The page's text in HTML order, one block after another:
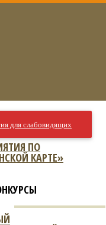
для слабовидящих
ПО
КАРТЕ»